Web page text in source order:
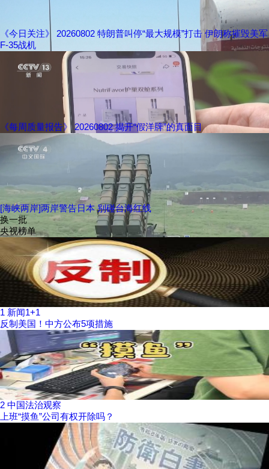
《今日关注》 20260802 特朗普叫停“最大规模”打击 伊朗称摧毁美军
F-35战机
《每周质量报告》 20260802 揭开“假洋牌”的真面目
[海峡两岸]两岸警告日本 别碰台海红线
换一批
央视榜单
1 新闻1+1
反制美国！中方公布5项措施
2 中国法治观察
上班“摸鱼”公司有权开除吗？